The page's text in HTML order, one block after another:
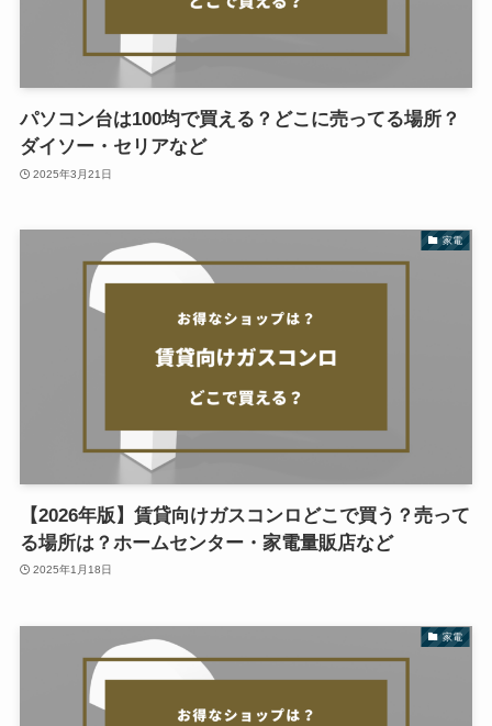
パソコン台は100均で買える？どこに売ってる場所？
ダイソー・セリアなど
2025年3月21日
家電
【2026年版】賃貸向けガスコンロどこで買う？売って
る場所は？ホームセンター・家電量販店など
2025年1月18日
家電